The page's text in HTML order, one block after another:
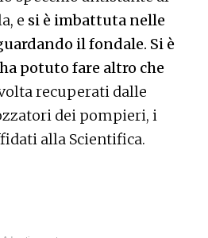
e si è imbattuta nelle
il fondale. Si è
potuto fare altro che
recuperati dalle
dei pompieri, i
alla Scientifica.